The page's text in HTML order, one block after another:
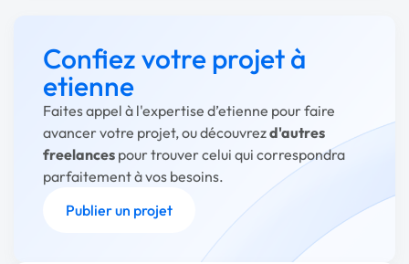
Confiez votre projet à
etienne
Faites appel à l'expertise d’etienne pour faire
avancer votre projet, ou découvrezd'autres
freelances pour trouver celui qui correspondra
parfaitement à vos besoins.
Publier un projet